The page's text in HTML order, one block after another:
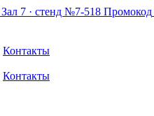
Зал 7 · стенд №7-518 Промокод
Контакты
Контакты